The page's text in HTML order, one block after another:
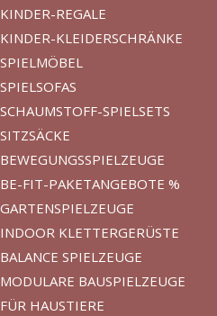
KINDER-REGALE
KINDER-KLEIDERSCHRÄNKE
SPIELMÖBEL
SPIELSOFAS
SCHAUMSTOFF-SPIELSETS
SITZSÄCKE
BEWEGUNGSSPIELZEUGE
BE-FIT-PAKETANGEBOTE %
GARTENSPIELZEUGE
INDOOR KLETTERGERÜSTE
BALANCE SPIELZEUGE
MODULARE BAUSPIELZEUGE
FÜR HAUSTIERE